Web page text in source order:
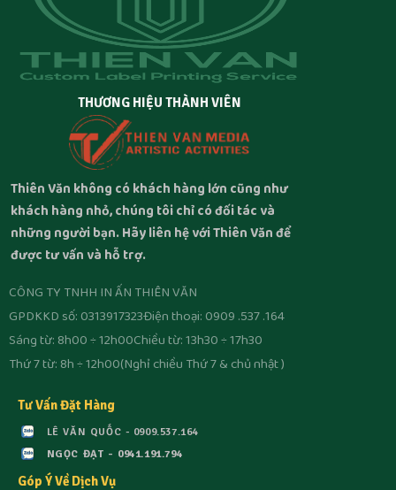
THƯƠNG HIỆU THÀNH VIÊN
Thiên Văn không có khách hàng lớn cũng như
khách hàng nhỏ, chúng tôi chỉ có đối tác và
những người bạn. Hãy liên hệ với Thiên Văn để
được tư vấn và hỗ trợ.
CÔNG TY TNHH IN ẤN THIÊN VĂN
GPDKKD số: 0313917323Điện thoại: 0909 .537 .164
Sáng từ: 8h00 ÷ 12h00Chiều từ: 13h30 ÷ 17h30
Thứ 7 từ: 8h ÷ 12h00(Nghỉ chiều Thứ 7 & chủ nhật )
Tư Vấn Đặt Hàng
LÊ VĂN QUỐC - 0909.537.164
NGỌC ĐẠT - 0941.191.794
Góp Ý Về Dịch Vụ